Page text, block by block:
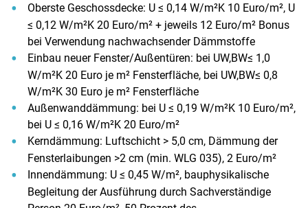
Oberste Geschossdecke: U ≤ 0,14 W/m²K 10 Euro/m², U
≤ 0,12 W/m²K 20 Euro/m² + jeweils 12 Euro/m² Bonus
bei Verwendung nachwachsender Dämmstoffe
Einbau neuer Fenster/Außentüren: bei UW,BW≤ 1,0
W/m²K 20 Euro je m² Fensterfläche, bei UW,BW≤ 0,8
W/m²K 30 Euro je m² Fensterfläche
Außenwanddämmung: bei U ≤ 0,19 W/m²K 10 Euro/m²,
bei U ≤ 0,16 W/m²K 20 Euro/m²
Kerndämmung: Luftschicht > 5,0 cm, Dämmung der
Fensterlaibungen >2 cm (min. WLG 035), 2 Euro/m²
Innendämmung: U ≤ 0,45 W/m², bauphysikalische
Begleitung der Ausführung durch Sachverständige